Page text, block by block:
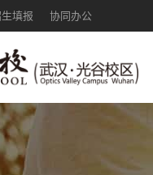
填报 协同办公